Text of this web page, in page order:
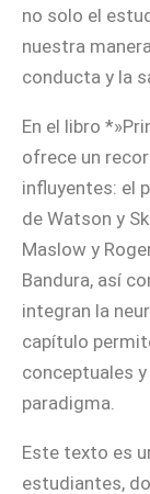
no solo el
nuestra
conducta y la
En el libro
ofrece un
influyentes: el
de Watson y
Maslow y
Bandura, así
integran la
capítulo
conceptuales
paradigma.
Este texto es
estudiantes,